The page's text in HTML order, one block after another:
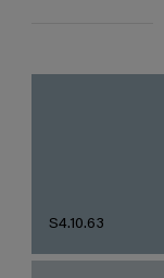
S4.10.63